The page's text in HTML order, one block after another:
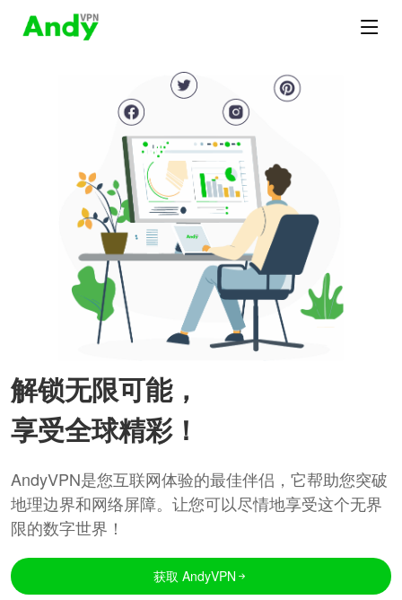
解锁无限可能，
享受全球精彩！
AndyVPN是您互联网体验的最佳伴侣，它帮助您突破
地理边界和网络屏障。让您可以尽情地享受这个无界
限的数字世界！
获取 AndyVPN